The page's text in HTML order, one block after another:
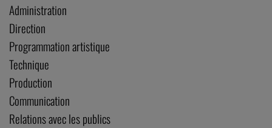
Administration
Direction
Programmation artistique
Technique
Production
Communication
Relations avec les publics